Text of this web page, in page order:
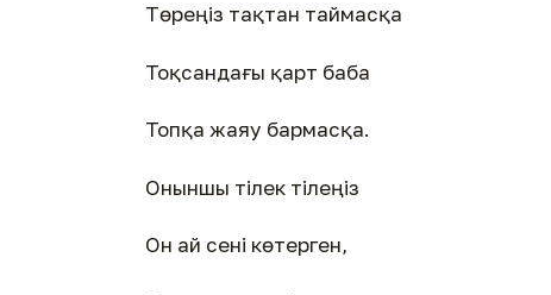
Төреңіз тақтан таймасқа
Тоқсандағы қарт баба
Топқа жаяу бармасқа.
Оныншы тілек тілеңіз
Он ай сені көтерген,